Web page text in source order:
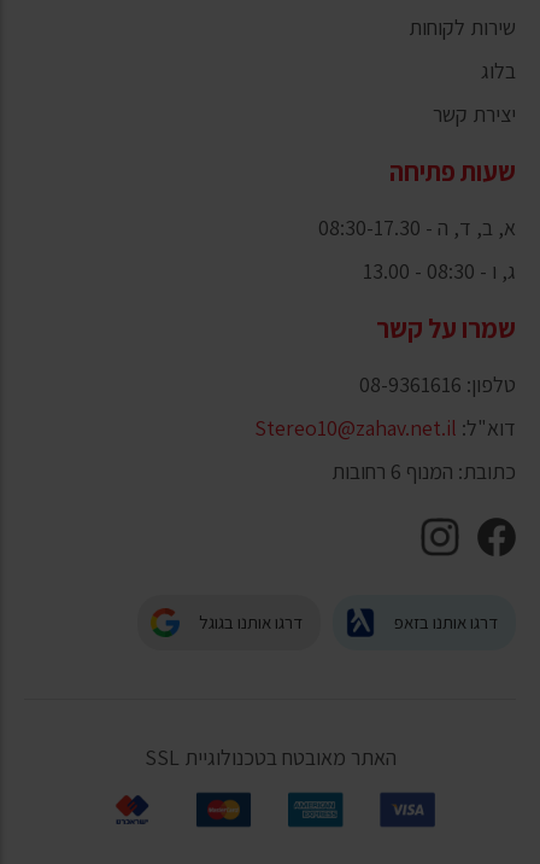
שירות לקוחות
בלוג
יצירת קשר
שעות פתיחה
א, ב, ד, ה - 08:30-17.30
ג, ו - 08:30 - 13.00
שמרו על קשר
טלפון: 08-9361616
דוא"ל: Stereo10@zahav.net.il
כתובת: המנוף 6 רחובות
דרגו אותנו בזאפ דרגו אותנו בגוגל
האתר מאובטח בטכנולוגיית SSL